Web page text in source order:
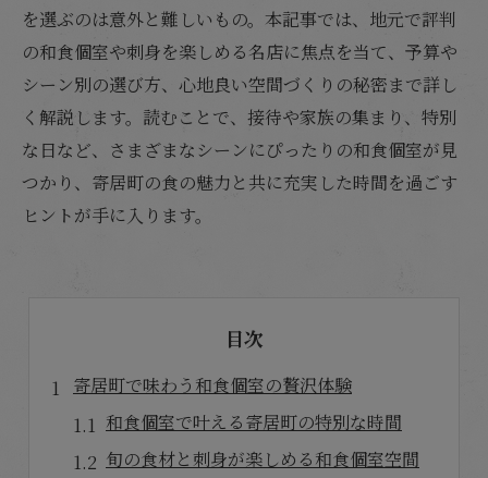
を選ぶのは意外と難しいもの。本記事では、地元で評判
の和食個室や刺身を楽しめる名店に焦点を当て、予算や
シーン別の選び方、心地良い空間づくりの秘密まで詳し
く解説します。読むことで、接待や家族の集まり、特別
な日など、さまざまなシーンにぴったりの和食個室が見
つかり、寄居町の食の魅力と共に充実した時間を過ごす
ヒントが手に入ります。
目次
寄居町で味わう和食個室の贅沢体験
和食個室で叶える寄居町の特別な時間
旬の食材と刺身が楽しめる和食個室空間